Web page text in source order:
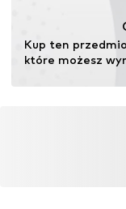
Kup ten
które możesz